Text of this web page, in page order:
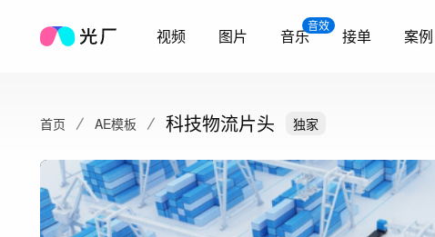
视频 图片
音效
音乐 接单 案例
首页 AE模板 科技物流片头 独家